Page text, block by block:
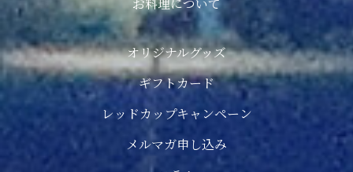
お料理について
オリジナルグッズ
ギフトカード
レッドカップキャンペーン
メルマガ申し込み